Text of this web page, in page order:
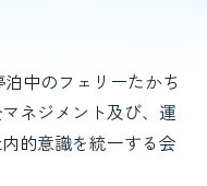
中のフェリーたかち
ネジメント及び、運
的意識を統一する会